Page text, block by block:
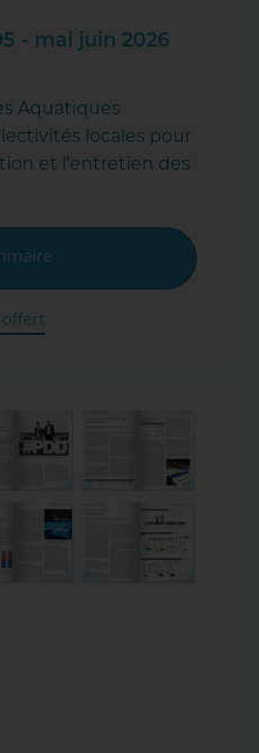
- mai juin 2026
Aquatiques
locales pour
et l’entretien des
offert